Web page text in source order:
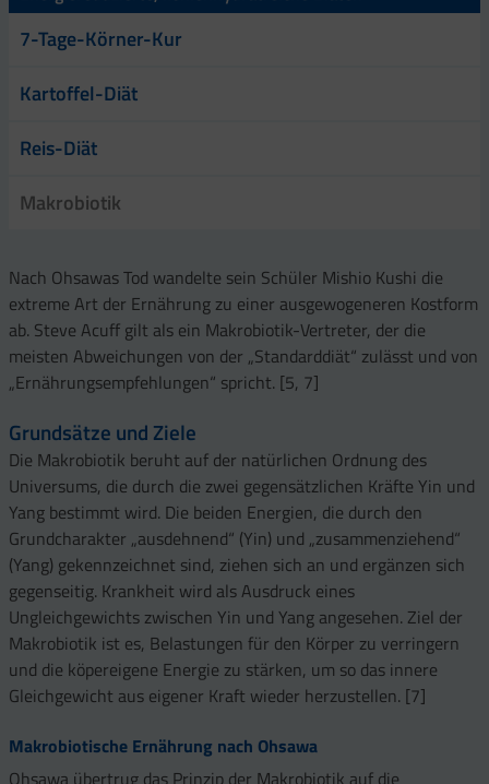
7-Tage-Körner-Kur
Kartoffel-Diät
Reis-Diät
Makrobiotik
Nach Ohsawas Tod wandelte sein Schüler Mishio Kushi die
extreme Art der Ernährung zu einer ausgewogeneren Kostform
ab. Steve Acuff gilt als ein Makrobiotik-Vertreter, der die
meisten Abweichungen von der „Standarddiät“ zulässt und von
„Ernährungsempfehlungen“ spricht. [5, 7]
Grundsätze und Ziele
Die Makrobiotik beruht auf der natürlichen Ordnung des
Universums, die durch die zwei gegensätzlichen Kräfte Yin und
Yang bestimmt wird. Die beiden Energien, die durch den
Grundcharakter „ausdehnend“ (Yin) und „zusammenziehend“
(Yang) gekennzeichnet sind, ziehen sich an und ergänzen sich
gegenseitig. Krankheit wird als Ausdruck eines
Ungleichgewichts zwischen Yin und Yang angesehen. Ziel der
Makrobiotik ist es, Belastungen für den Körper zu verringern
und die köpereigene Energie zu stärken, um so das innere
Gleichgewicht aus eigener Kraft wieder herzustellen. [7]
Makrobiotische Ernährung nach Ohsawa
Ohsawa übertrug das Prinzip der Makrobiotik auf die